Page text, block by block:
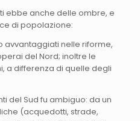
ebbe anche delle ombre, e
di popolazione:
avvantaggiati nelle riforme,
del Nord; inoltre le
a differenza di quelle degli
del Sud fu ambiguo: da un
(acquedotti, strade,